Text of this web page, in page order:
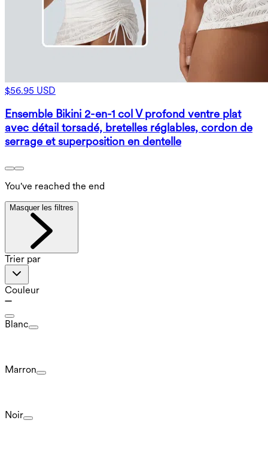
$56.95 USD
Ensemble Bikini 2-en-1 col V profond ventre plat
avec détail torsadé, bretelles réglables, cordon de
serrage et superposition en dentelle
You've reached the end
Masquer les filtres
Trier par
Couleur
Blanc
Marron
Noir